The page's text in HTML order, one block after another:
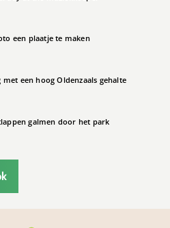
een plaatje te maken
met een hoog Oldenzaals gehalte
galmen door het park